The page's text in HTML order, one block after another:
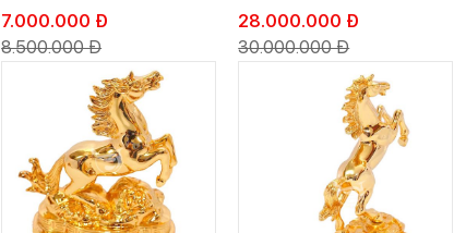
7.000.000 Đ
8.500.000 Đ
thước 40 cm
28.000.000 Đ
30.000.000 Đ